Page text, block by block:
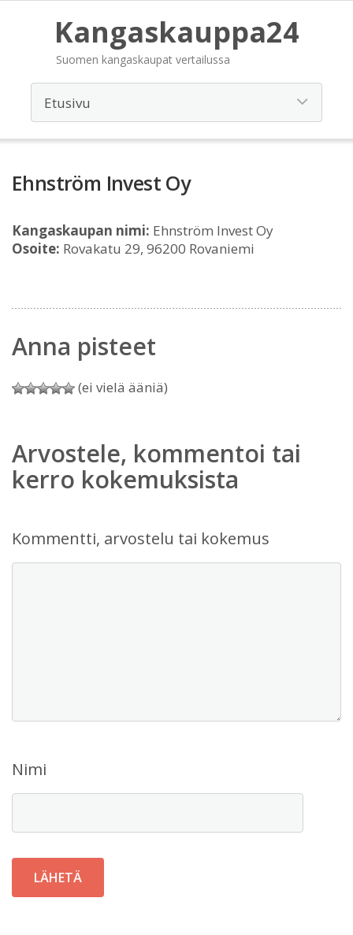
Kangaskauppa24
Suomen kangaskaupat vertailussa
Ehnström Invest Oy
Kangaskaupan nimi: Ehnström Invest Oy
Osoite: Rovakatu 29, 96200 Rovaniemi
Anna pisteet
(ei vielä ääniä)
Arvostele, kommentoi tai
kerro kokemuksista
Kommentti, arvostelu tai kokemus
Nimi